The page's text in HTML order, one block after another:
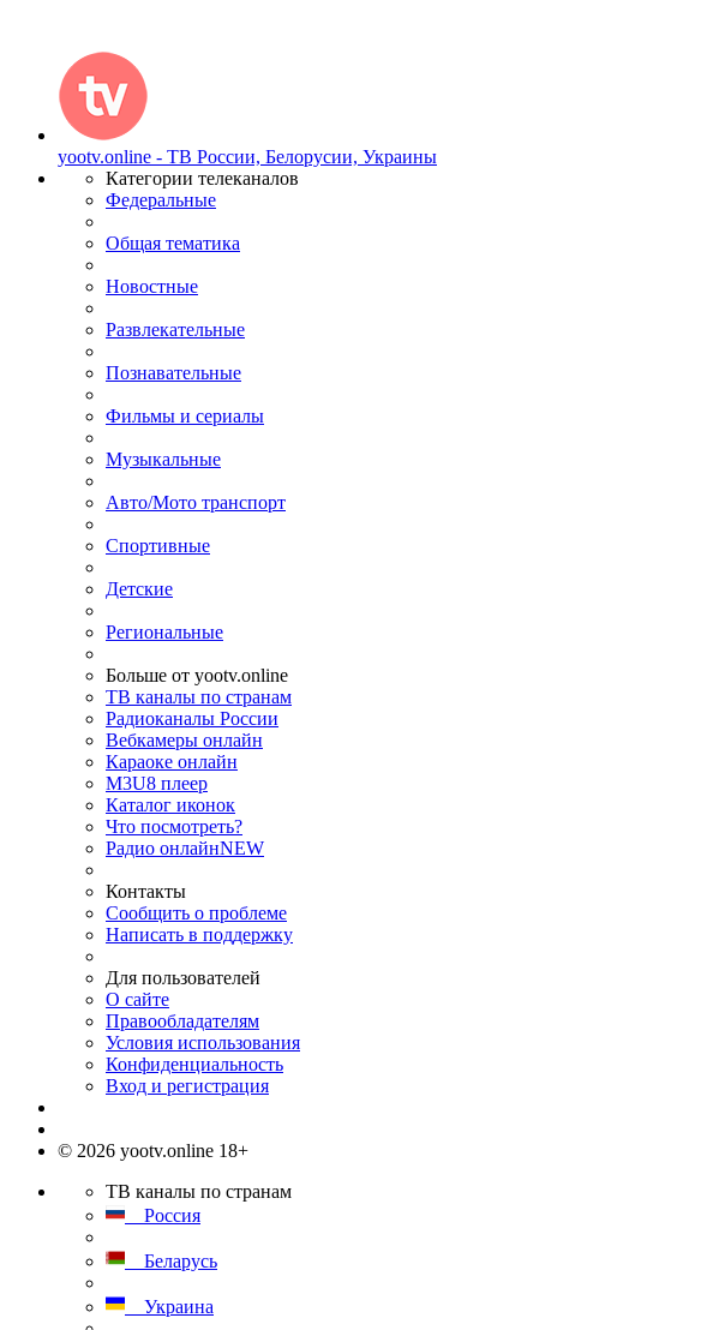
yootv.online - ТВ России, Белорусии, Украины
Категории телеканалов
Федеральные
Общая тематика
Новостные
Развлекательные
Познавательные
Фильмы и сериалы
Музыкальные
Авто/Мото транспорт
Спортивные
Детские
Региональные
Больше от yootv.online
ТВ каналы по странам
Радиоканалы России
Вебкамеры онлайн
Караоке онлайн
M3U8 плеер
Каталог иконок
Что посмотреть?
Радио онлайнNEW
Контакты
Сообщить о проблеме
Написать в поддержку
Для пользователей
О сайте
Правообладателям
Условия использования
Конфиденциальность
Вход и регистрация
© 2026 yootv.online 18+
ТВ каналы по странам
Россия
Беларусь
Украина